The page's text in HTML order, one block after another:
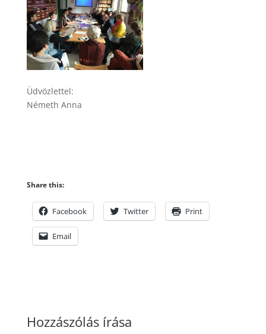
Üdvözlettel:
Németh Anna
Share this:
Facebook Twitter Print
Email
Hozzászólás írása